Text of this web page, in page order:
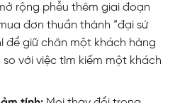
rộng phễu thêm giai đoạn
đơn thuần thành “đại sứ
để giữ chân một khách hàng
với việc tìm kiếm một khách